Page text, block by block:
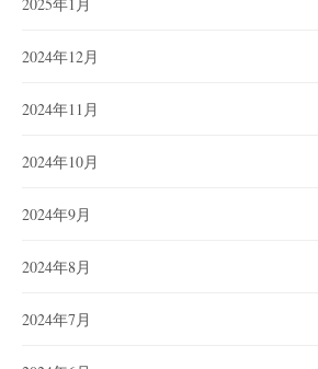
2025年1月
2024年12月
2024年11月
2024年10月
2024年9月
2024年8月
2024年7月